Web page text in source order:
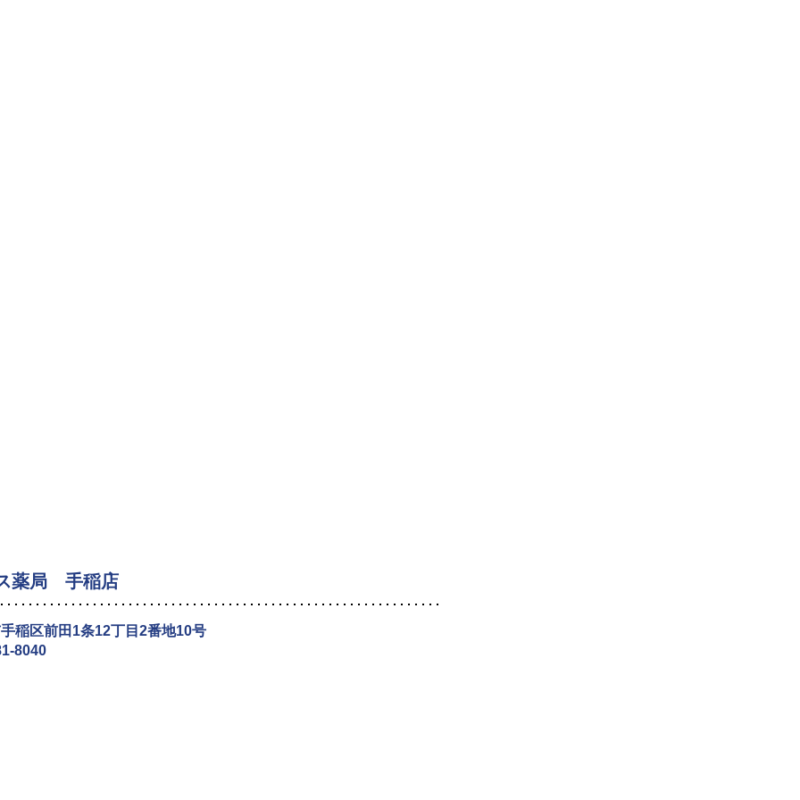
薬局 手稲店
稲区前田1条12丁目2番地10号
8040